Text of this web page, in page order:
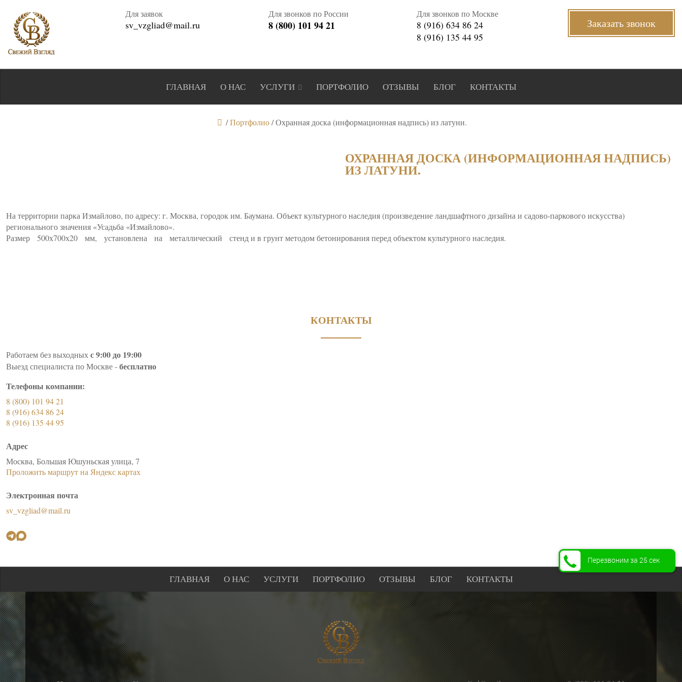
Для заявок
sv_vzgliad@mail.ru
Для звонков по России
8 (800) 101 94 21
Для звонков по Москве
8 (916) 634 86 24
8 (916) 135 44 95
Заказать звонок
ГЛАВНАЯ О НАС УСЛУГИ ПОРТФОЛИО ОТЗЫВЫ БЛОГ КОНТАКТЫ
/Портфолио /Охранная доска (информационная надпись) из латуни.
ОХРАННАЯ ДОСКА (ИНФОРМАЦИОННАЯ НАДПИСЬ)
ИЗ ЛАТУНИ.
На территории парка Измайлово, по адресу: г. Москва, городок им. Баумана. Объект культурного наследия (произведение ландшафтного дизайна и садово-паркового искусства)
регионального значения «Усадьба «Измайлово».
Размер 500х700х20 мм, установлена на металлический стенд и в грунт методом бетонирования перед объектом культурного наследия.
КОНТАКТЫ
Работаем без выходныхс 9:00 до 19:00
Выезд специалиста по Москве -бесплатно
Телефоны компании:
8 (800) 101 94 21
8 (916) 634 86 24
8 (916) 135 44 95
Адрес
Москва, Большая Юшуньская улица, 7
Проложить маршрут на Яндекс картах
Электронная почта
sv_vzgliad@mail.ru
ГЛАВНАЯ О НАС УСЛУГИ ПОРТФОЛИО ОТЗЫВЫ БЛОГ КОНТАКТЫ
Перезвоним за 25 сек